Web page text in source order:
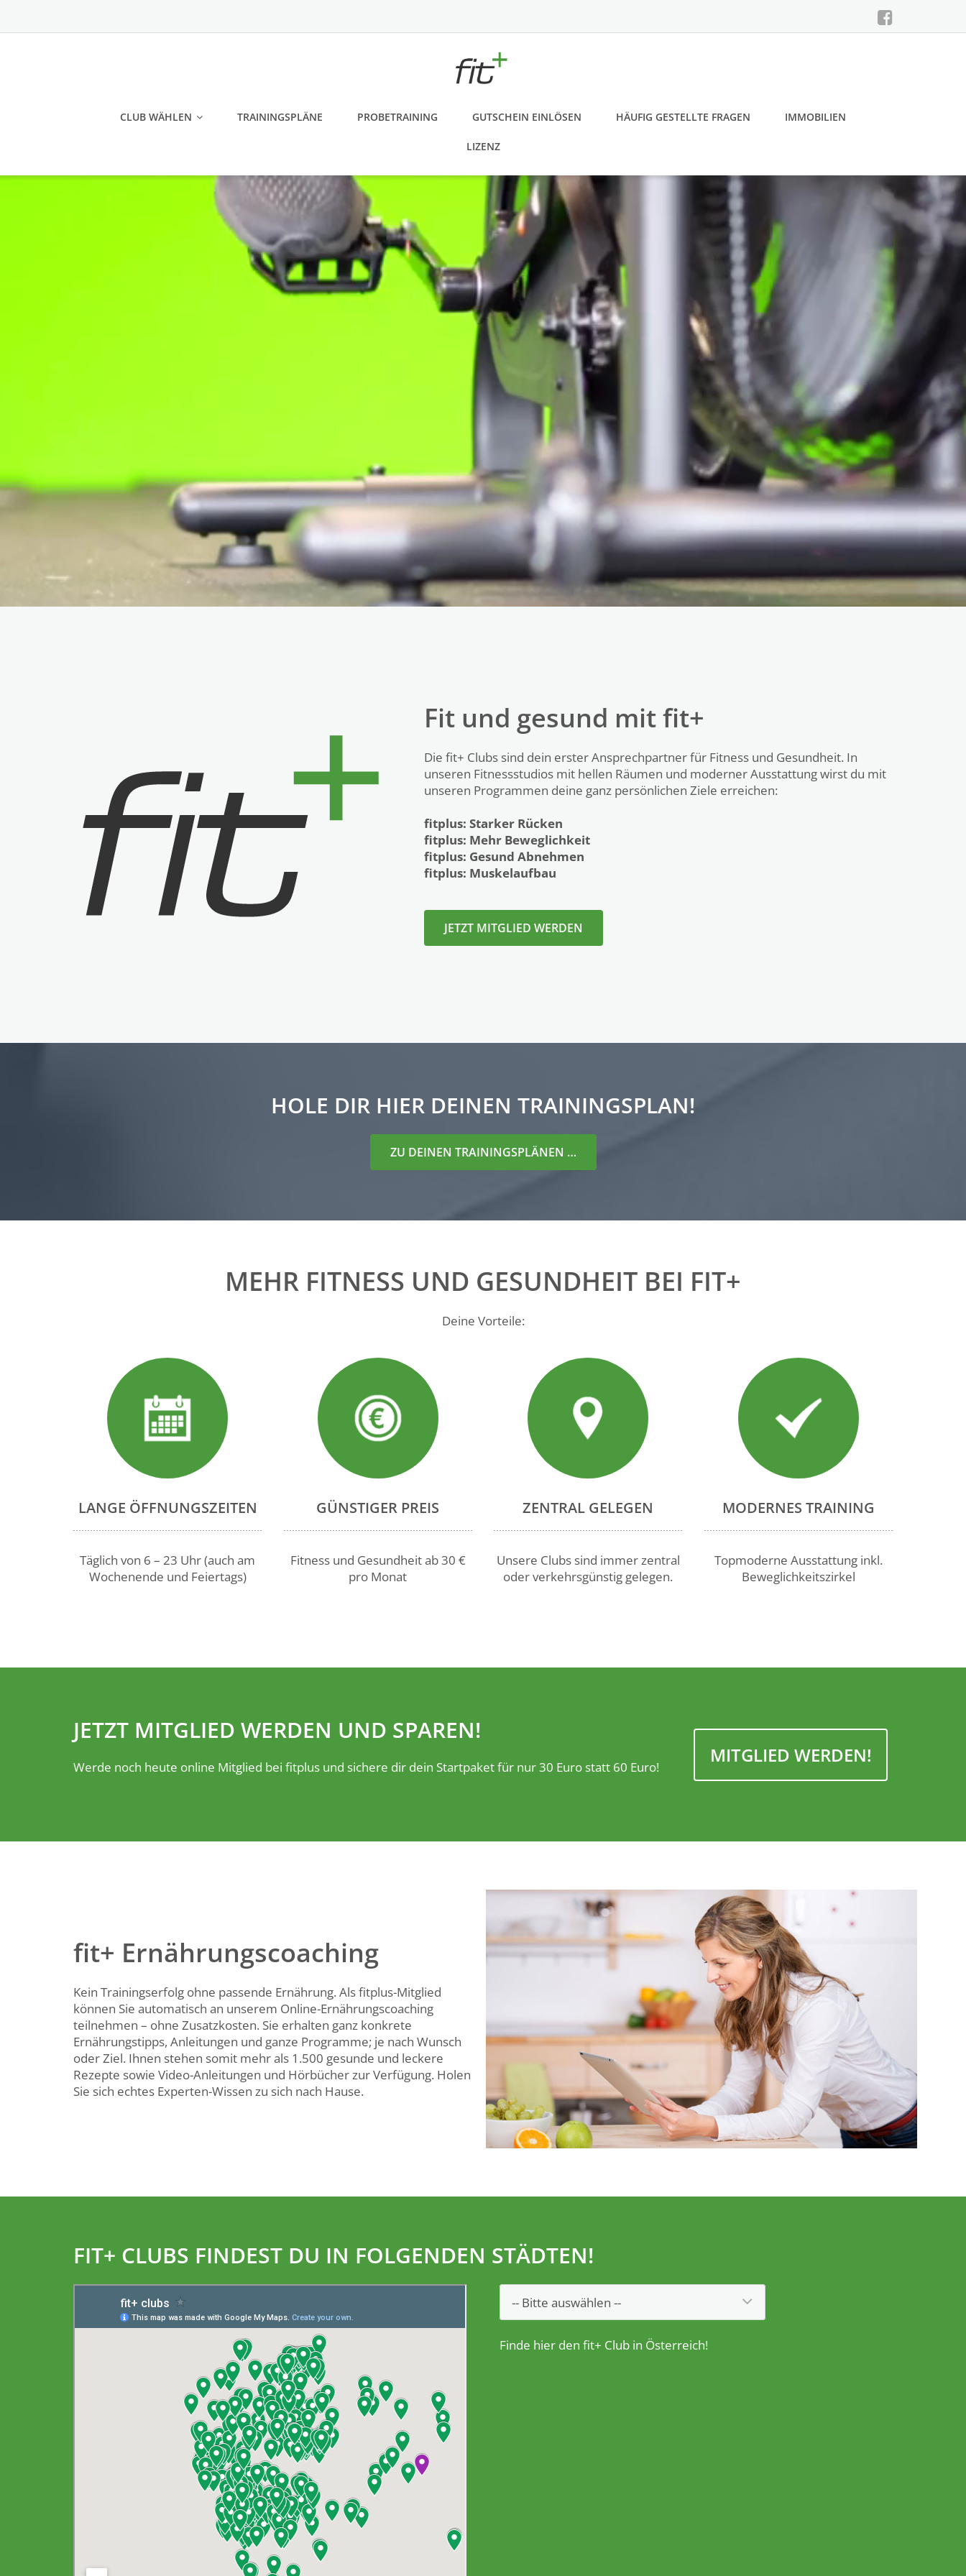
CLUB WÄHLEN TRAININGSPLÄNE PROBETRAINING GUTSCHEIN EINLÖSEN HÄUFIG GESTELLTE FRAGEN IMMOBILIEN
LIZENZ
Fit und gesund mit fit+
Die fit+ Clubs sind dein erster Ansprechpartner für Fitness und Gesundheit. In
unseren Fitnessstudios mit hellen Räumen und moderner Ausstattung wirst du mit
unseren Programmen deine ganz persönlichen Ziele erreichen:
fitplus: Starker Rücken
fitplus: Mehr Beweglichkeit
fitplus: Gesund Abnehmen
fitplus: Muskelaufbau
JETZT MITGLIED WERDEN
HOLE DIR HIER DEINEN TRAININGSPLAN!
ZU DEINEN TRAININGSPLÄNEN …
MEHR FITNESS UND GESUNDHEIT BEI FIT+
Deine Vorteile:
LANGE ÖFFNUNGSZEITEN
Täglich von 6 – 23 Uhr (auch am
Wochenende und Feiertags)
GÜNSTIGER PREIS
Fitness und Gesundheit ab 30 €
pro Monat
ZENTRAL GELEGEN
Unsere Clubs sind immer zentral
oder verkehrsgünstig gelegen.
MODERNES TRAINING
Topmoderne Ausstattung inkl.
Beweglichkeitszirkel
JETZT MITGLIED WERDEN UND SPAREN!
Werde noch heute online Mitglied bei fitplus und sichere dir dein Startpaket für nur 30 Euro statt 60 Euro!
MITGLIED WERDEN!
fit+ Ernährungscoaching
Kein Trainingserfolg ohne passende Ernährung. Als fitplus-Mitglied
können Sie automatisch an unserem Online-Ernährungscoaching
teilnehmen – ohne Zusatzkosten. Sie erhalten ganz konkrete
Ernährungstipps, Anleitungen und ganze Programme; je nach Wunsch
oder Ziel. Ihnen stehen somit mehr als 1.500 gesunde und leckere
Rezepte sowie Video-Anleitungen und Hörbücher zur Verfügung. Holen
Sie sich echtes Experten-Wissen zu sich nach Hause.
FIT+ CLUBS FINDEST DU IN FOLGENDEN STÄDTEN!
Finde hier den fit+ Club in Österreich!